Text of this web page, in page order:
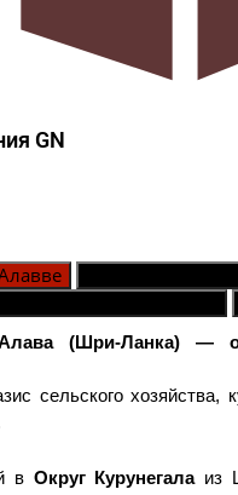
GN
(Шри-Ланка) —
сельского хозяйства,
в Округ Курунегалаиз